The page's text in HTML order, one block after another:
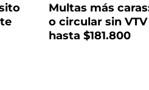
Multas más
o circular sin
hasta $181.800